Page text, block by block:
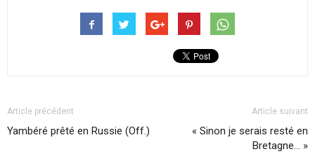
Article précédent
Yambéré prêté en Russie (Off.)
Article suivant
« Sinon je serais resté en
Bretagne… »